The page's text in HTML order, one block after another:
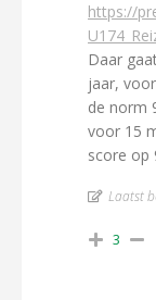
https://
Daar
jaar,
de norm
voor 15
score op
Laatst
3